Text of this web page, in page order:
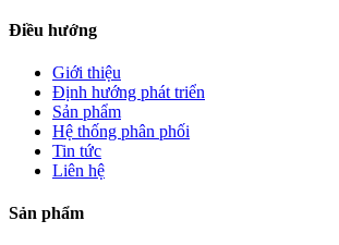
Điều hướng
Giới thiệu
Định hướng phát triển
Sản phẩm
Hệ thống phân phối
Tin tức
Liên hệ
Sản phẩm